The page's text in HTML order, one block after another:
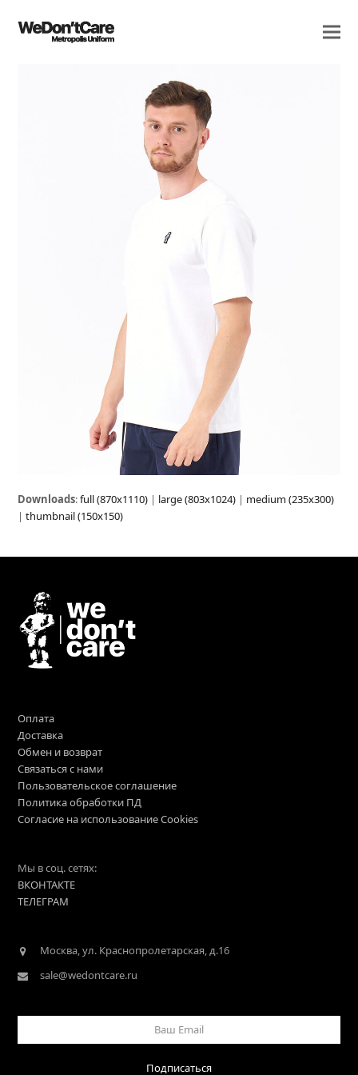
Downloads:full (870x1110) | large (803x1024) | medium (235x300)
|thumbnail (150x150)
Оплата
Доставка
Обмен и возврат
Связаться с нами
Пользовательское соглашение
Политика обработки ПД
Согласие на использование Cookies
Мы в соц. сетях:
ВКОНТАКТЕ
ТЕЛЕГРАМ
Москва, ул. Краснопролетарская, д.16
sale@wedontcare.ru
Email
Подписаться